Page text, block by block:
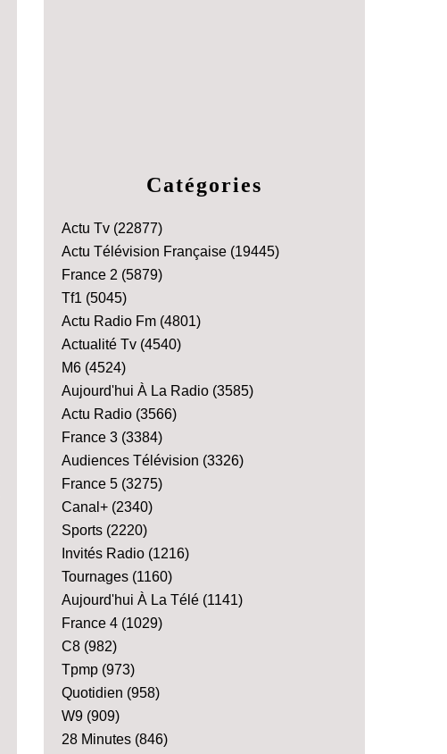
Catégories
Actu Tv (22877)
Actu Télévision Française (19445)
France 2 (5879)
Tf1 (5045)
Actu Radio Fm (4801)
Actualité Tv (4540)
M6 (4524)
Aujourd'hui À La Radio (3585)
Actu Radio (3566)
France 3 (3384)
Audiences Télévision (3326)
France 5 (3275)
Canal+ (2340)
Sports (2220)
Invités Radio (1216)
Tournages (1160)
Aujourd'hui À La Télé (1141)
France 4 (1029)
C8 (982)
Tpmp (973)
Quotidien (958)
W9 (909)
28 Minutes (846)